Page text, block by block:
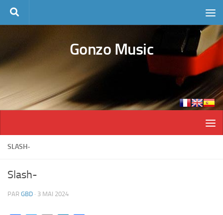
Skip to content
Gonzo Music
SLASH-
Slash-
PAR GBD · 3 MAI 2024